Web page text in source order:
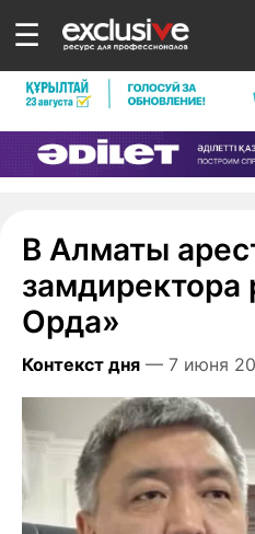
☰
В Алматы
Орда»
Контекст дня — 7 июня